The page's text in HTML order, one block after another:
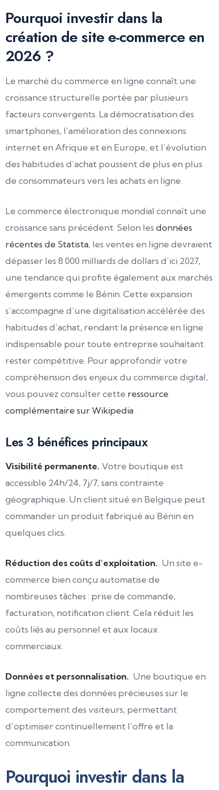
Pourquoi investir dans la
création de site e-commerce en
2026 ?
Le marché du commerce en ligne connaît une
croissance structurelle portée par plusieurs
facteurs convergents. La démocratisation des
smartphones, l’amélioration des connexions
internet en Afrique et en Europe, et l’évolution
des habitudes d’achat poussent de plus en plus
de consommateurs vers les achats en ligne.
Le commerce électronique mondial connaît une
croissance sans précédent. Selon les données
récentes de Statista, les ventes en ligne devraient
dépasser les 8 000 milliards de dollars d’ici 2027,
une tendance qui profite également aux marchés
émergents comme le Bénin. Cette expansion
s’accompagne d’une digitalisation accélérée des
habitudes d’achat, rendant la présence en ligne
indispensable pour toute entreprise souhaitant
rester compétitive. Pour approfondir votre
compréhension des enjeux du commerce digital,
vous pouvez consulter cette ressource
complémentaire sur Wikipedia.
Les 3 bénéfices principaux
Visibilité permanente. Votre boutique est
accessible 24h/24, 7j/7, sans contrainte
géographique. Un client situé en Belgique peut
commander un produit fabriqué au Bénin en
quelques clics.
Réduction des coûts d’exploitation. Un site e-
commerce bien conçu automatise de
nombreuses tâches : prise de commande,
facturation, notification client. Cela réduit les
coûts liés au personnel et aux locaux
commerciaux.
Données et personnalisation. Une boutique en
ligne collecte des données précieuses sur le
comportement des visiteurs, permettant
d’optimiser continuellement l’offre et la
communication.
Pourquoi investir dans la